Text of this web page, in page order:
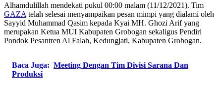
Alhamdulillah mendekati pukul 00:00 malam (11/12/2021). Tim
GAZA telah selesai menyampaikan pesan mimpi yang dialami oleh
Sayyid Muhammad Qasim kepada Kyai MH. Ghozi Arif yang
merupakan Ketua MUI Kabupaten Grobogan sekaligus Pendiri
Pondok Pesantren Al Falah, Kedungjati, Kabupaten Grobogan.
Baca Juga: Meeting Dengan Tim Divisi Sarana Dan
Produksi